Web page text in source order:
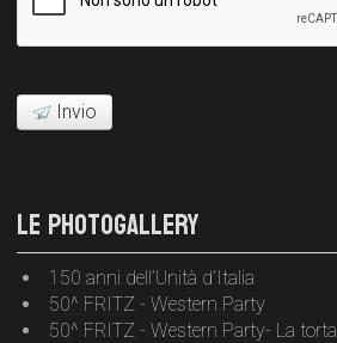
Invio
LE PHOTOGALLERY
150 anni dell’Unità d’Italia
50^ FRITZ - Western Party
50^ FRITZ - Western Party- La torta